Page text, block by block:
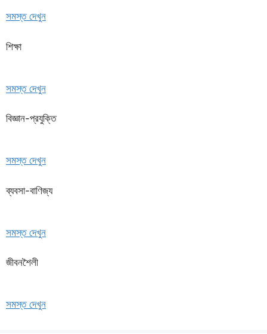
সমস্ত দেখুন
শিক্ষা
সমস্ত দেখুন
বিজ্ঞান-প্রযুক্তি
সমস্ত দেখুন
ব্যবসা-বাণিজ্য
সমস্ত দেখুন
জীবনশৈলী
সমস্ত দেখুন